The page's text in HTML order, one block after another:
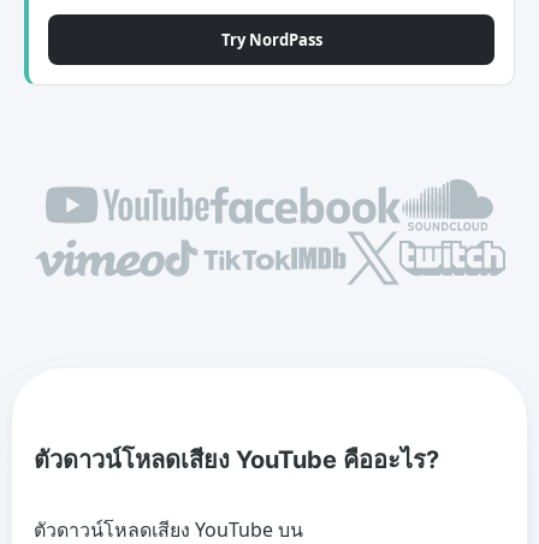
Try NordPass
ตัวดาวน์โหลดเสียง YouTube คืออะไร?
ตัวดาวน์โหลดเสียง YouTube บน